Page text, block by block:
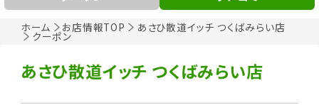
ホーム お店情報TOP あさひ散道イッチ つくばみらい店
クーポン
あさひ散道イッチ つくばみらい店